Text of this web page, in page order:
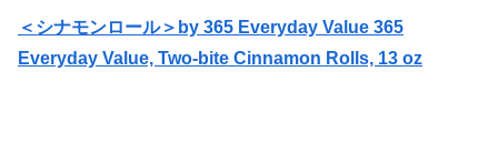
＜シナモンロール＞by 365 Everyday Value 365
Everyday Value, Two-bite Cinnamon Rolls, 13 oz